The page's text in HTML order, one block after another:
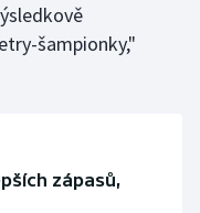
šampionky,"
zápasů,